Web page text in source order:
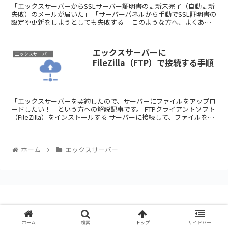
「エックスサーバーからSSLサーバー証明書の更新未完了（自動更新
失敗）のメールが届いた」 「サーバーパネルから手動でSSL証明書の
設定や更新をしようとしても失敗する」 このような方へ、よくある
エックスサーバー
エックスサーバーに
FileZilla（FTP）で接続する手順
「エックスサーバーを契約したので、サーバーにファイルをアップロ
ードしたい！」という方への解説記事です。 FTPクライアントソフト
（FileZilla）をインストールする サーバーに接続して、ファイルをア
ホーム エックスサーバー
© 2019-2026 SLEEPY JOURNAL.
ホーム 検索 トップ サイドバー